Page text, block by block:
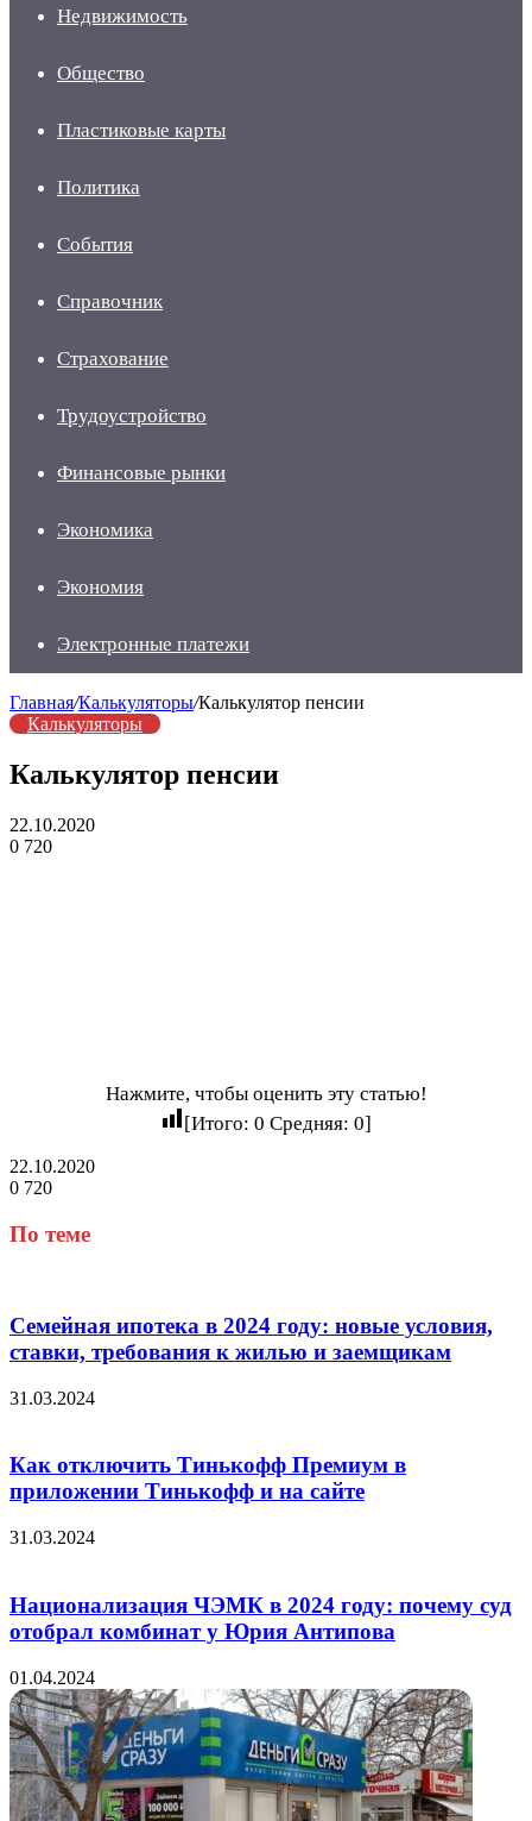
Недвижимость
Общество
Пластиковые карты
Политика
События
Справочник
Страхование
Трудоустройство
Финансовые рынки
Экономика
Экономия
Электронные платежи
Главная/Калькуляторы/Калькулятор пенсии
Калькуляторы
Калькулятор пенсии
22.10.2020
0 720
Нажмите, чтобы оценить эту статью!
[Итого: 0 Средняя: 0]
22.10.2020
0 720
через
По теме
Семейная ипотека в 2024 году: новые условия,
ставки, требования к жилью и заемщикам
31.03.2024
Как отключить Тинькофф Премиум в
приложении Тинькофф и на сайте
31.03.2024
Национализация ЧЭМК в 2024 году: почему суд
отобрал комбинат у Юрия Антипова
01.04.2024